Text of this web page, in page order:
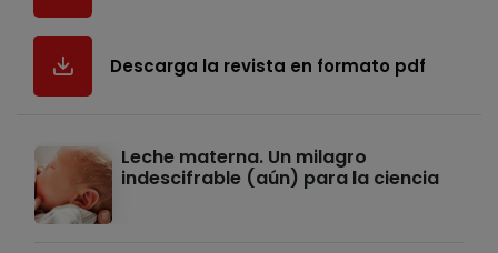
Descarga la revista en formato pdf
Leche materna. Un milagro
indescifrable (aún) para la ciencia